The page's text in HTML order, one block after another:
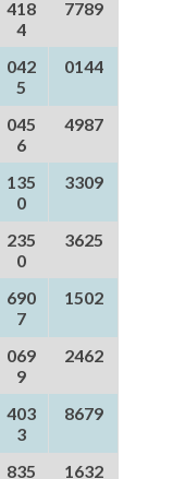
418
4
7789
042
5
0144
045
6
4987
135
0
3309
235
0
3625
690
7
1502
069
9
2462
403
3
8679
835 1632